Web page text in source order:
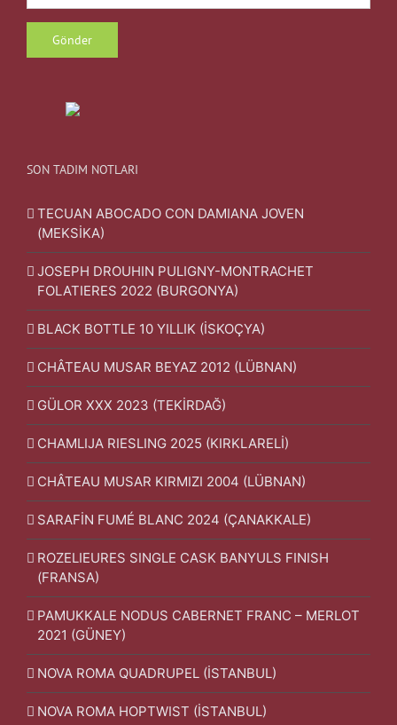
SON TADIM NOTLARI
TECUAN ABOCADO CON DAMIANA JOVEN
(MEKSİKA)
JOSEPH DROUHIN PULIGNY-MONTRACHET
FOLATIERES 2022 (BURGONYA)
BLACK BOTTLE 10 YILLIK (İSKOÇYA)
CHÂTEAU MUSAR BEYAZ 2012 (LÜBNAN)
GÜLOR XXX 2023 (TEKİRDAĞ)
CHAMLIJA RIESLING 2025 (KIRKLARELİ)
CHÂTEAU MUSAR KIRMIZI 2004 (LÜBNAN)
SARAFİN FUMÉ BLANC 2024 (ÇANAKKALE)
ROZELIEURES SINGLE CASK BANYULS FINISH
(FRANSA)
PAMUKKALE NODUS CABERNET FRANC – MERLOT
2021 (GÜNEY)
NOVA ROMA QUADRUPEL (İSTANBUL)
NOVA ROMA HOPTWIST (İSTANBUL)